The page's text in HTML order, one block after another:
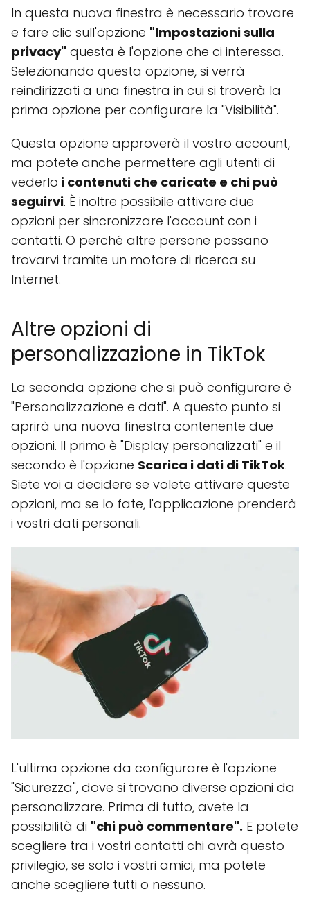
In questa nuova finestra è necessario trovare
e fare clic sull'opzione "Impostazioni sulla
privacy" questa è l'opzione che ci interessa.
Selezionando questa opzione, si verrà
reindirizzati a una finestra in cui si troverà la
prima opzione per configurare la "Visibilità".
Questa opzione approverà il vostro account,
ma potete anche permettere agli utenti di
vederlo i contenuti che caricate e chi può
seguirvi. È inoltre possibile attivare due
opzioni per sincronizzare l'account con i
contatti. O perché altre persone possano
trovarvi tramite un motore di ricerca su
Internet.
Altre opzioni di
personalizzazione in TikTok
La seconda opzione che si può configurare è
"Personalizzazione e dati". A questo punto si
aprirà una nuova finestra contenente due
opzioni. Il primo è "Display personalizzati" e il
secondo è l'opzione Scarica i dati di TikTok.
Siete voi a decidere se volete attivare queste
opzioni, ma se lo fate, l'applicazione prenderà
i vostri dati personali.
L'ultima opzione da configurare è l'opzione
"Sicurezza", dove si trovano diverse opzioni da
personalizzare. Prima di tutto, avete la
possibilità di "chi può commentare". E potete
scegliere tra i vostri contatti chi avrà questo
privilegio, se solo i vostri amici, ma potete
anche scegliere tutti o nessuno.